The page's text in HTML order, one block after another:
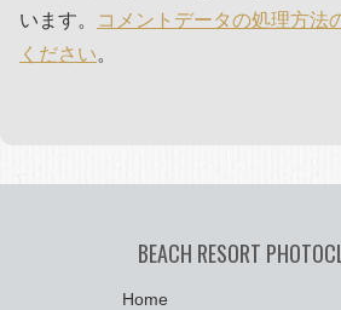
います。
コメントデータの処理方法
ください。
BEACH RESORT
Home